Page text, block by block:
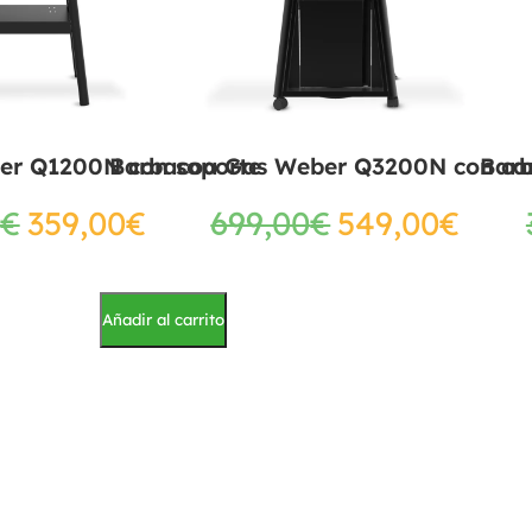
Q1200N con soporte
€359,00€
Barbacoa Gas Weber Q3200N con
699,00€549,00€
Añadir al carrito